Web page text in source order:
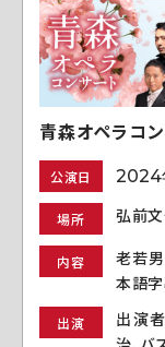
青森オペラコ
公演日 2024
場所 弘前
内容
老若
本語
出演
出演